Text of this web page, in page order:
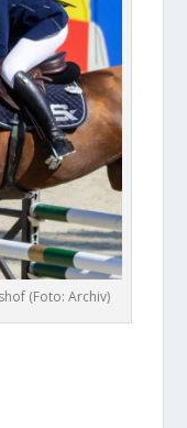
(Foto: Archiv)